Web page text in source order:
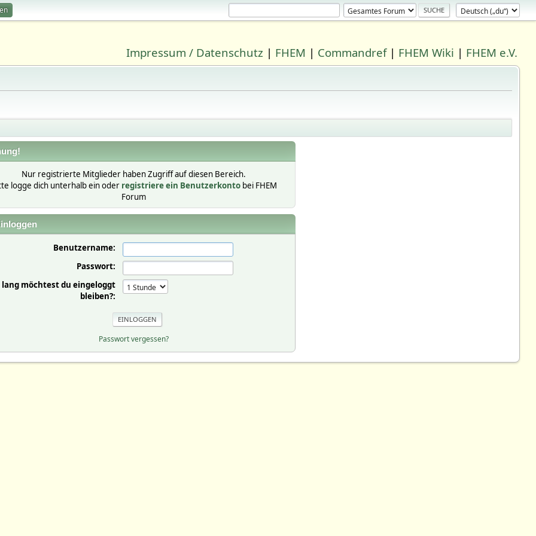
Impressum / Datenschutz | FHEM | Commandref| FHEM Wiki | FHEM e.V.
Nur registrierte Mitglieder haben Zugriff auf diesen Bereich.
logge dich unterhalb ein oder registriere ein Benutzerkontobei FHEM
Forum
Benutzername:
Passwort:
lang möchtest du eingeloggt
bleiben?:
Passwort vergessen?